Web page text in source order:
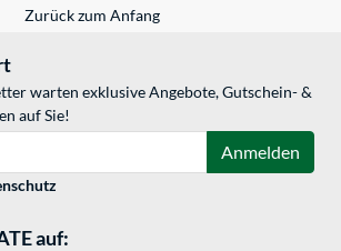
Zurück zum Anfang
warten exklusive Angebote, Gutschein- &
auf Sie!
Anmelden
auf: